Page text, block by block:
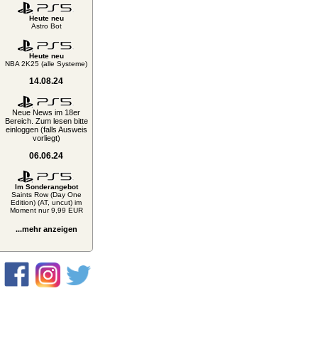
Heute neu
Astro Bot
Heute neu
NBA 2K25 (alle Systeme)
14.08.24
Neue News im 18er
Bereich. Zum lesen bitte
einloggen (falls Ausweis
vorliegt)
06.06.24
Im Sonderangebot
Saints Row (Day One
Edition) (AT, uncut) im
Moment nur 9,99 EUR
...mehr anzeigen